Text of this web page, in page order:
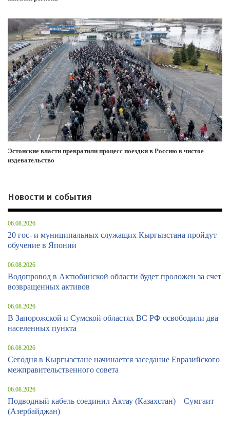
Эстонские власти превратили процесс поездки в Россию в чистое
издевательство
Новости и события
06.08.2026
20 гос- и муниципальных служащих Кыргызстана пройдут
обучение в Японии
06.08.2026
Водопровод в Актюбинской области будет проложен за счет
возвращенных активов
06.08.2026
В Запорожской и Сумской областях ВС РФ освободили два
населенных пункта
06.08.2026
Сегодня в Кыргызстане начинается заседание Евразийского
межправительственного совета
06.08.2026
Подводный кабель соединил Актау (Казахстан) – Сумгаит
(Азербайджан)